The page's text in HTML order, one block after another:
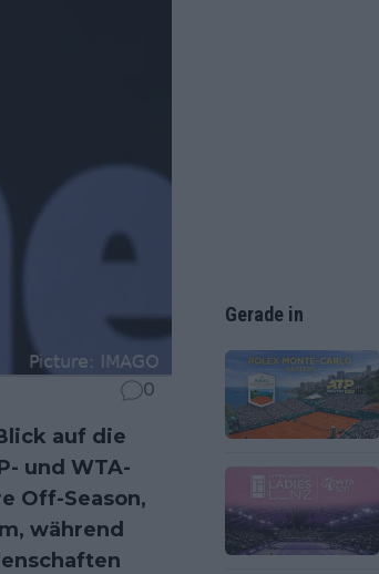
0
auf die
und WTA-
Off-Season,
während
Gerade in